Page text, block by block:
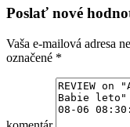
Poslať nové
Vaša e-mailová adresa
označené *